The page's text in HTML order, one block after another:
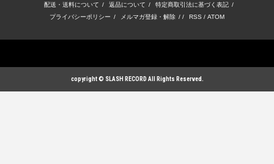
配送・送料について / 返品について / 特定商取引法に基づく表記 /
プライバシーポリシー / メルマガ登録・解除 / / RSS / ATOM
copyright © SLASH RECORD All Rights Reserved.